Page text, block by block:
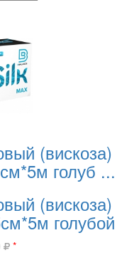
(вискоза)
голуб ...
(вискоза)
голубой
*